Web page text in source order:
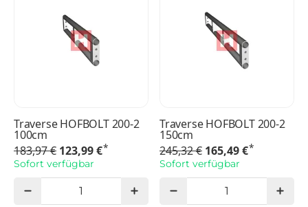
Traverse HOFBOLT 200-2
100cm
183,97 € 123,99 €*
Sofort verfügbar
Traverse HOFBOLT 200-2
150cm
245,32 € 165,49 €*
Sofort verfügbar